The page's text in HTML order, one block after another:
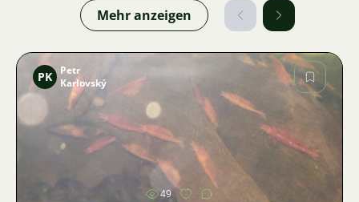
Mehr anzeigen
Bild
PK
Petr
Karlovský
49